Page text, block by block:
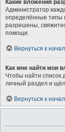
Какие вложения
Администратор
определённые типы
разрешены,
помощи.
Вернуться к
Как мне найти мои
Чтобы найти список
личный раздел и
Вернуться к